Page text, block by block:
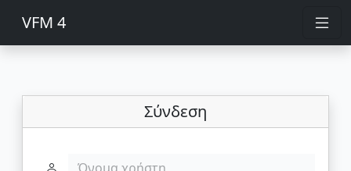
VFM 4
Σύνδεση
Όνομα χρήστη